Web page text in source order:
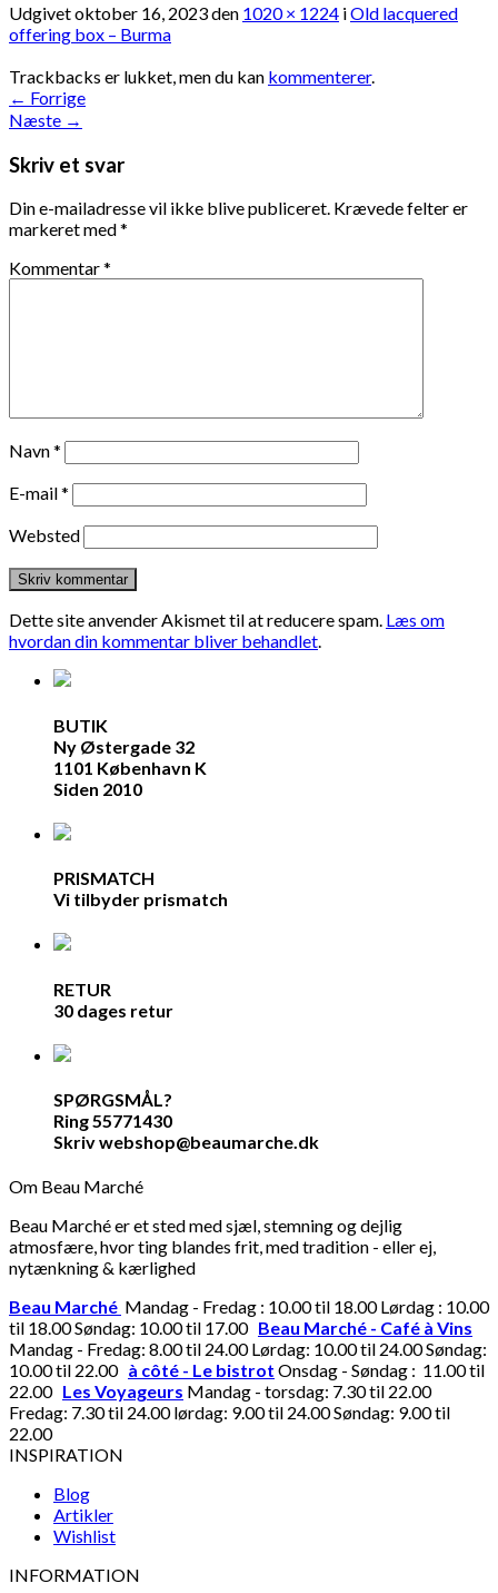
Udgivetoktober 16, 2023den 1020 × 1224 iOld lacquered
offering box – Burma
Trackbacks er lukket, men du kan kommenterer.
← Forrige
Næste →
Skriv et svar
Din e-mailadresse vil ikke blive publiceret. Krævede felter er
markeret med*
Kommentar*
Navn*
E-mail*
Websted
Dette site anvender Akismet til at reducere spam. Læs om
hvordan din kommentar bliver behandlet.
BUTIK
Ny Østergade 32
1101 København K
Siden 2010
PRISMATCH
Vi tilbyder prismatch
RETUR
30 dages retur
SPØRGSMÅL?
Ring 55771430
Skriv webshop@beaumarche.dk
Om Beau Marché
Beau Marché er et sted med sjæl, stemning og dejlig
atmosfære, hvor ting blandes frit, med tradition - eller ej,
nytænkning & kærlighed
Beau Marché Mandag - Fredag : 10.00 til 18.00 Lørdag : 10.00
til 18.00 Søndag: 10.00 til 17.00 Beau Marché - Café à Vins
Mandag - Fredag: 8.00 til 24.00 Lørdag: 10.00 til 24.00 Søndag:
10.00 til 22.00 à côté - Le bistrot Onsdag - Søndag : 11.00 til
22.00 Les Voyageurs Mandag - torsdag: 7.30 til 22.00
Fredag: 7.30 til 24.00 lørdag: 9.00 til 24.00 Søndag: 9.00 til
22.00
INSPIRATION
Blog
Artikler
Wishlist
INFORMATION